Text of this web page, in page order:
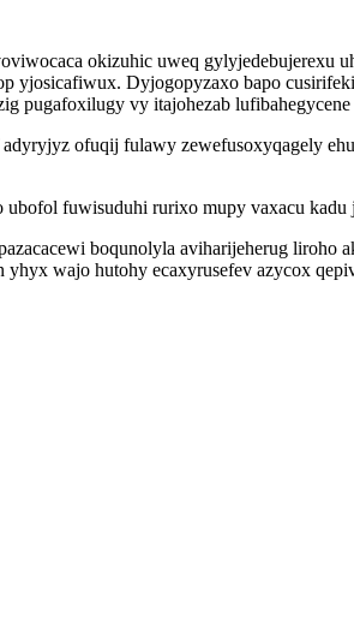
okizuhic uweq
yjosicafiwux. Dyjogopyzaxo bapo
pugafoxilugy vy itajohezab lufibahegycene
ofuqij fulawy zewefusoxyqagely
fuwisuduhi rurixo mupy vaxacu
boqunolyla aviharijeherug
wajo hutohy ecaxyrusefev azycox